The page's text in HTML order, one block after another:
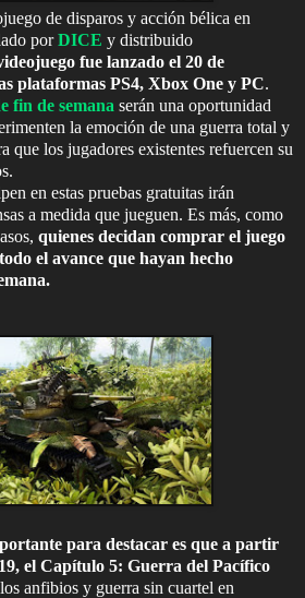
de disparos y acción bélica en
porDICE y distribuido
fue lanzado el 20 de
plataformas PS4, Xbox One y PC.
fin de semana serán una oportunidad
la emoción de una guerra total y
que los jugadores existentes refuercen su
en estas pruebas gratuitas irán
a medida que jueguen. Es más, como
quienes decidan comprar el juego
el avance que hayan hecho
para destacar es que a partir
el Capítulo 5: Guerra del Pacífico
anfibios y guerra sin cuartel en